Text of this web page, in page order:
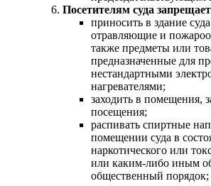
Посетителям суда
приносить в здание
отравляющие и
также предметы или
предназначенные для
нестандартными
нагревателями;
заходить в помещения,
посещения;
распивать спиртные
помещении суда в
наркотического или
или каким-либо иным
общественный порядок;